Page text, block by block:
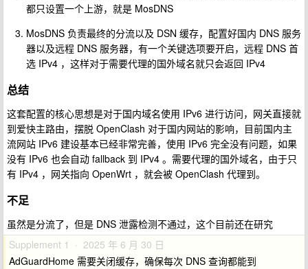
都只设置一个上游，就是 MosDNS
MosDNS 负责最终的分流以及 DSN 缓存，配置好国内 DNS 服务
器以及远程 DNS 服务器，有一个关键选项要开启，远程 DNS 首
选 IPv4 ，这样对于需要代理的国外域名就只会返回 IPv4
总结
这套配置的核心思想是对于国内域名使用 IPv6 进行访问，网关直接就
到爱快主路由，摆脱 OpenClash 对于国内网站的影响，目前国内主
流网站 IPv6 建设基本已经非常完善，使用 IPv6 完全没有问题，如果
没有 IPv6 也会自动 fallback 到 IPv4 。需要代理的国外域名，由于只
有 IPv4 ，网关指向 OpenWrt ，就会被 OpenClash 代理到。
不足
虽然是分流了，但是 DNS 泄露检测不通过，这个目前还在研究
Supplement 1 · 2025 年 6 月 30 日
AdGuardHome 需要关闭缓存，确保每次 DNS 查询都能到